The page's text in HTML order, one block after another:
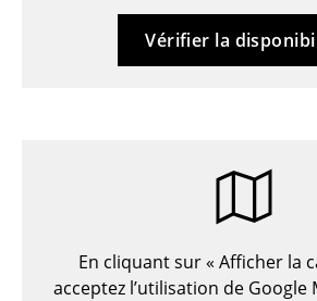
Bancs & Chaises longues
Chaises de conférence
Vérifier la
En cliquant sur « Afficher la
acceptez l’utilisation de Google